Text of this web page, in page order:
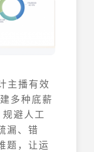
主播有效
多种底薪
避人工
漏、错
题，让运